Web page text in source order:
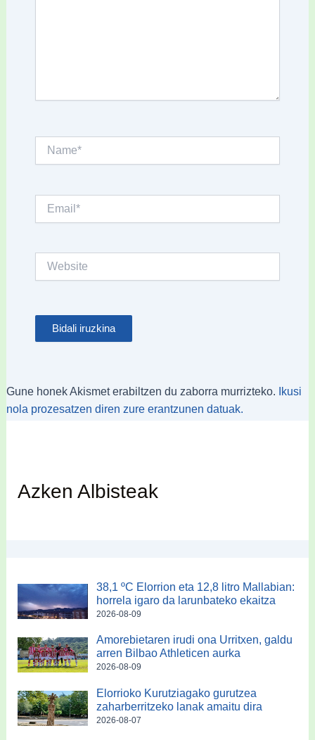
Website
Gune honek Akismet erabiltzen du zaborra murrizteko.
Ikusi
nola prozesatzen diren zure erantzunen datuak.
Azken Albisteak
38,1 ºC Elorrion eta 12,8 litro Mallabian:
horrela igaro da larunbateko ekaitza
2026-08-09
Amorebietaren irudi ona Urritxen, galdu
arren Bilbao Athleticen aurka
2026-08-09
Elorrioko Kurutziagako gurutzea
zaharberritzeko lanak amaitu dira
2026-08-07